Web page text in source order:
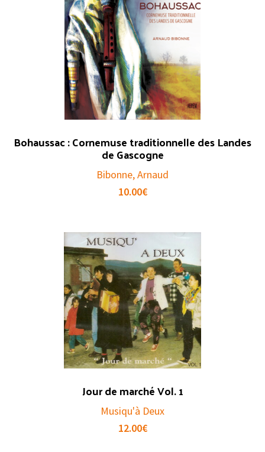
Bohaussac : Cornemuse traditionnelle des Landes
de Gascogne
Bibonne, Arnaud
10.00€
Jour de marché Vol. 1
Musiqu'à Deux
12.00€